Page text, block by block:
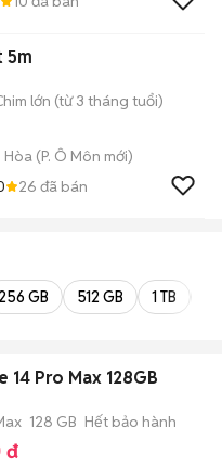
5m
lớn (từ 3 tháng tuổi)
Hòa (P. Ô Môn mới)
26 đã bán
GB 512 GB 1 TB
14 Pro Max 128GB
128 GB Hết bảo hành
đ